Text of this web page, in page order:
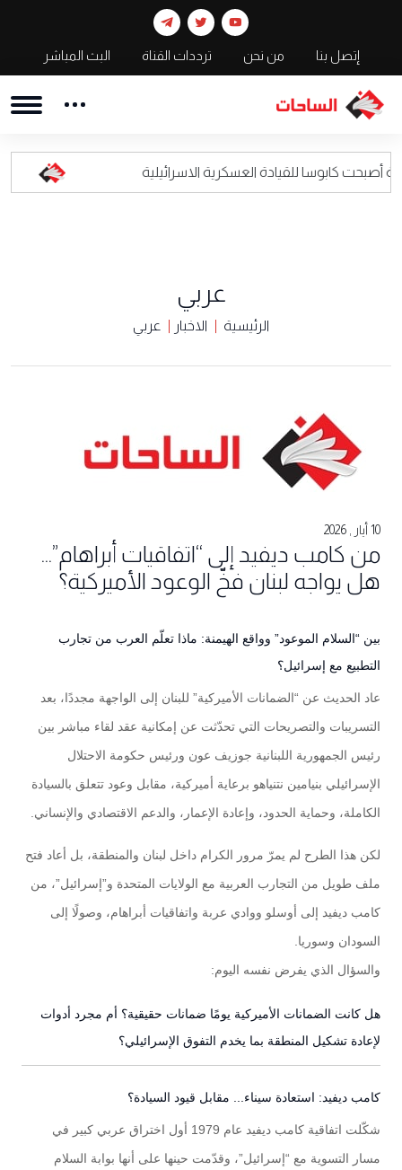
إتصل بنا من نحن ترددات القناة البث المباشر
اعلام للقيادة العسكرية الاسرائيلية
عربي
الرئيسية الاخبار عربي
10 أيار , 2026
من كامب ديفيد إلى “اتفاقيات أبراهام”...
هل يواجه لبنان فخّ الوعود الأميركية؟
بين “السلام الموعود” وواقع الهيمنة: ماذا تعلّم العرب من تجارب
التطبيع مع إسرائيل؟
عاد الحديث عن “الضمانات الأميركية” للبنان إلى الواجهة مجددًا، بعد
التسريبات والتصريحات التي تحدّثت عن إمكانية عقد لقاء مباشر بين
رئيس الجمهورية اللبنانية جوزيف عون ورئيس حكومة الاحتلال
الإسرائيلي بنيامين نتنياهو برعاية أميركية، مقابل وعود تتعلق بالسيادة
الكاملة، وحماية الحدود، وإعادة الإعمار، والدعم الاقتصادي والإنساني.
لكن هذا الطرح لم يمرّ مرور الكرام داخل لبنان والمنطقة، بل أعاد فتح
ملف طويل من التجارب العربية مع الولايات المتحدة و”إسرائيل”، من
كامب ديفيد إلى أوسلو ووادي عربة واتفاقيات أبراهام، وصولًا إلى
السودان وسوريا.
والسؤال الذي يفرض نفسه اليوم:
هل كانت الضمانات الأميركية يومًا ضمانات حقيقية؟ أم مجرد أدوات
لإعادة تشكيل المنطقة بما يخدم التفوق الإسرائيلي؟
كامب ديفيد: استعادة سيناء... مقابل قيود السيادة؟
شكّلت اتفاقية كامب ديفيد عام 1979 أول اختراق عربي كبير في
مسار التسوية مع “إسرائيل”، وقدّمت حينها على أنها بوابة السلام